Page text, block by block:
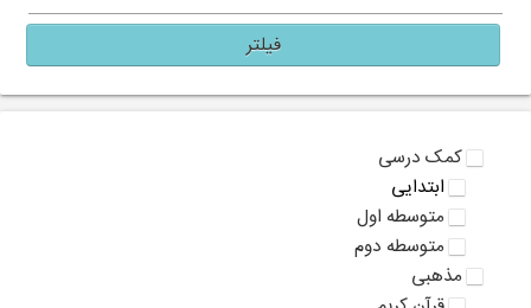
فیلتر
کمک درسی
ابتدایی
متوسطه اول
متوسطه دوم
مذهبی